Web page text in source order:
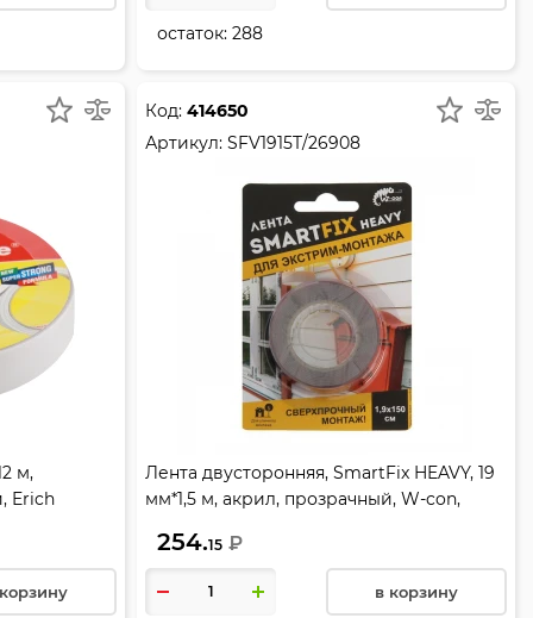
остаток: 288
м,
Erich
Код: 414650
Артикул: SFV1915T/26908
Лента двусторонняя, SmartFix HEAVY, 19
мм*1,5 м, акрил, прозрачный, W-con,
254.15 ₽
в корзину